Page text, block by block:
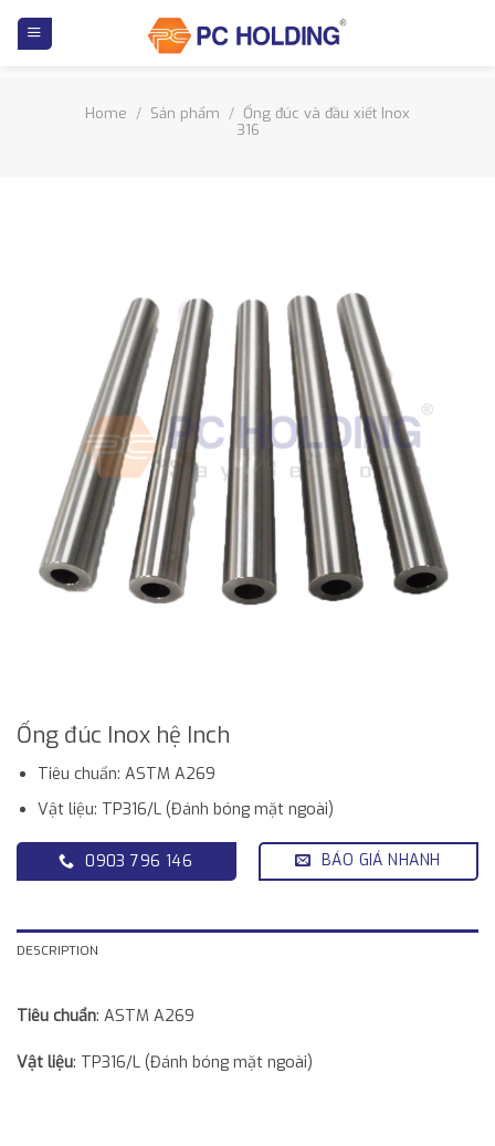
Home / Sản phẩm / Ống đúc và đầu xiết Inox
316
Ống đúc Inox hệ Inch
Tiêu chuẩn: ASTM A269
Vật liệu: TP316/L (Đánh bóng mặt ngoài)
0903 796 146 BÁO GIÁ NHANH
DESCRIPTION
Tiêu chuẩn: ASTM A269
Vật liệu: TP316/L (Đánh bóng mặt ngoài)